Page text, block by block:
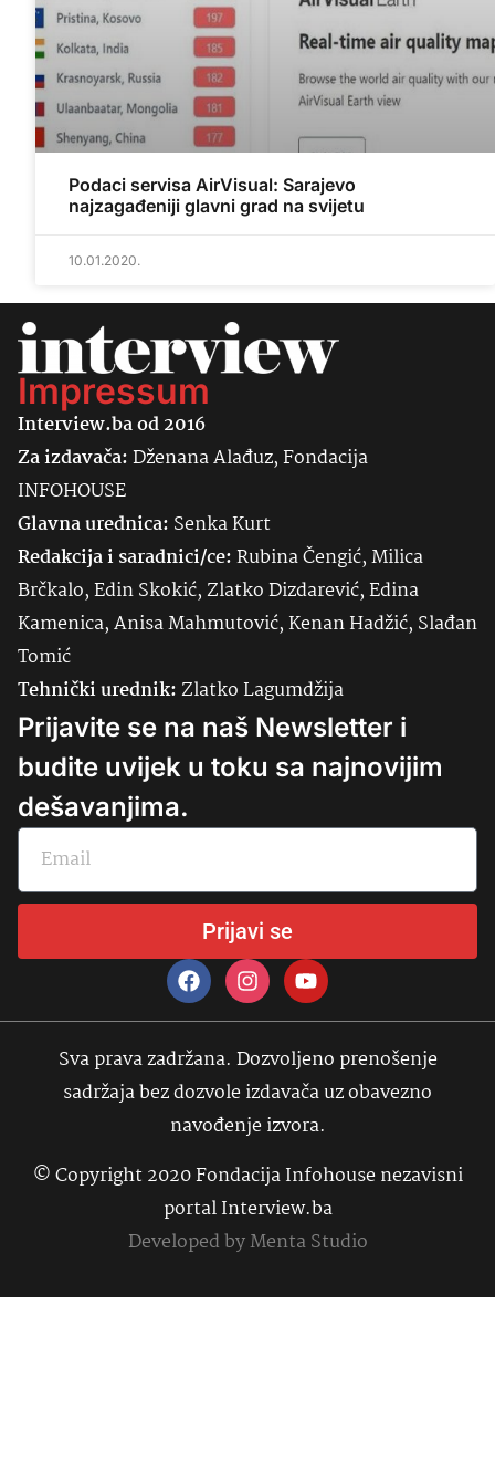
Podaci servisa AirVisual: Sarajevo
najzagađeniji glavni grad na svijetu
10.01.2020.
Impressum
Interview.ba od 2016
Za izdavača:Dženana Alađuz, Fondacija
INFOHOUSE
Glavna urednica: SenkaKurt
Redakcija i saradnici/ce:Rubina Čengić, Milica
Brčkalo, Edin Skokić, Zlatko Dizdarević, Edina
Kamenica, Anisa Mahmutović, Kenan Hadžić, Slađan
Tomić
Tehnički urednik:Zlatko Lagumdžija
Prijavite se na naš Newsletter i
budite uvijek u toku sa najnovijim
dešavanjima.
Prijavi se
Sva prava zadržana. Dozvoljeno prenošenje
sadržaja bez dozvole izdavača uz obavezno
navođenje izvora.
© Copyright 2020 Fondacija Infohouse nezavisni
portal Interview.ba
Developed byMenta Studio